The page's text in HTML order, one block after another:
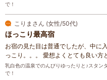
で！
こりまさん (女性/50代)
ほっこり最高宿
お宿の見た目は普通でしたが、中に
っこり。。。 愛想よくとても良い方
乳白色の温泉でのんびりゆったりと♪スタ
で！